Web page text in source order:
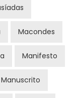
Macondes
Manifesto
Manuscrito